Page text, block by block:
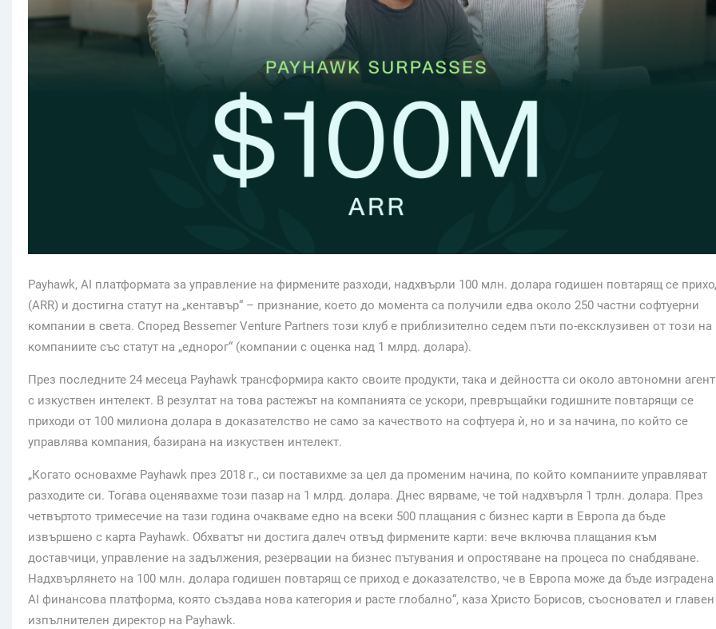
Payhawk, AI платформата за управление на фирмените разходи, надхвърли 100 млн. долара годишен повтарящ се
(ARR) и достигна статут на „кентавър“ – признание, което до момента са получили едва около 250 частни софтуерни
компании в света. Според Bessemer Venture Partners този клуб е приблизително седем пъти по-ексклузивен от този на
компаниите със статут на „еднорог“ (компании с оценка над 1 млрд. долара).
През последните 24 месеца Payhawk трансформира както своите продукти, така и дейността си около автономни
с изкуствен интелект. В резултат на това растежът на компанията се ускори, превръщайки годишните повтарящи се
приходи от 100 милиона долара в доказателство не само за качеството на софтуера ѝ, но и за начина, по който се
управлява компания, базирана на изкуствен интелект.
„Когато основахме Payhawk през 2018 г., си поставихме за цел да променим начина, по който компаниите управляват
разходите си. Тогава оценявахме този пазар на 1 млрд. долара. Днес вярваме, че той надхвърля 1 трлн. долара. През
четвъртото тримесечие на тази година очакваме едно на всеки 500 плащания с бизнес карти в Европа да бъде
извършено с карта Payhawk. Обхватът ни достига далеч отвъд фирмените карти: вече включва плащания към
доставчици, управление на задължения, резервации на бизнес пътувания и опростяване на процеса по снабдяване.
Надхвърлянето на 100 млн. долара годишен повтарящ се приход е доказателство, че в Европа може да бъде изградена
AI финансова платформа, която създава нова категория и расте глобално“, каза Христо Борисов, съосновател и главен
изпълнителен директор на Payhawk.